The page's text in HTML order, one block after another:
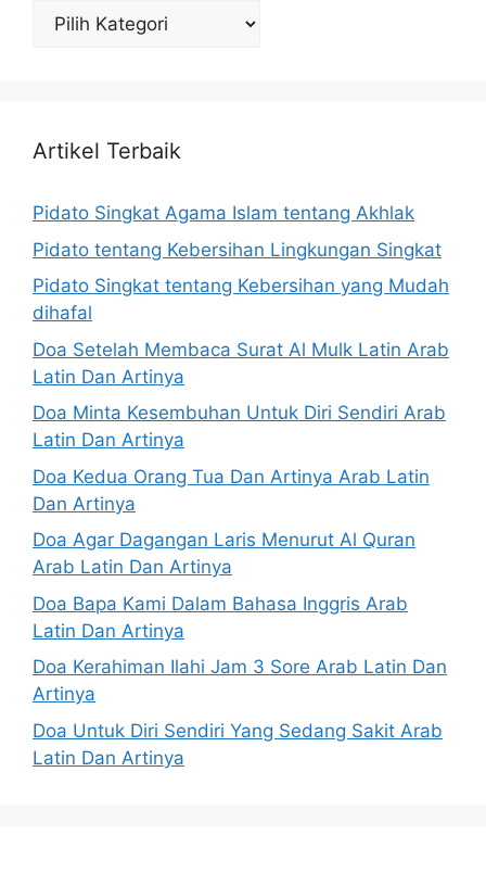
Katagori
Artikel Terbaik
Pidato Singkat Agama Islam tentang Akhlak
Pidato tentang Kebersihan Lingkungan Singkat
Pidato Singkat tentang Kebersihan yang Mudah
dihafal
Doa Setelah Membaca Surat Al Mulk Latin Arab
Latin Dan Artinya
Doa Minta Kesembuhan Untuk Diri Sendiri Arab
Latin Dan Artinya
Doa Kedua Orang Tua Dan Artinya Arab Latin
Dan Artinya
Doa Agar Dagangan Laris Menurut Al Quran
Arab Latin Dan Artinya
Doa Bapa Kami Dalam Bahasa Inggris Arab
Latin Dan Artinya
Doa Kerahiman Ilahi Jam 3 Sore Arab Latin Dan
Artinya
Doa Untuk Diri Sendiri Yang Sedang Sakit Arab
Latin Dan Artinya